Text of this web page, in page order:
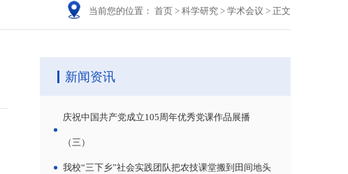
当前您的位置： 首页 > 科学研究 > 学术会议 > 正文
新闻资讯
庆祝中国共产党成立105周年优秀党课作品展播
（三）
我校“三下乡”社会实践团队把农技课堂搬到田间地头